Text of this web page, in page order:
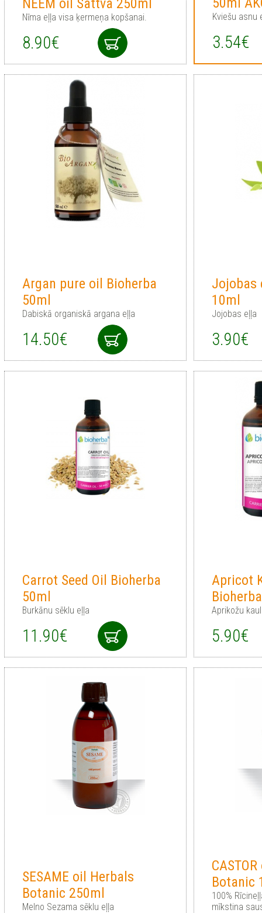
NEEM oil Sattva 250ml
Nīma eļļa visa ķermeņa kopšanai.
8.90€
Kviešu asnu
3.54€
Argan pure oil Bioherba
50ml
Dabiskā organiskā argana eļļa
14.50€
Jojobas
10ml
Jojobas eļļa
3.90€
Carrot Seed Oil Bioherba
50ml
Burkānu sēklu eļļa
11.90€
Apricot
Aprikožu
5.90€
SESAME oil Herbals
Botanic 250ml
Melno Sezama sēklu eļļa
Botanic
100%
mīkstina